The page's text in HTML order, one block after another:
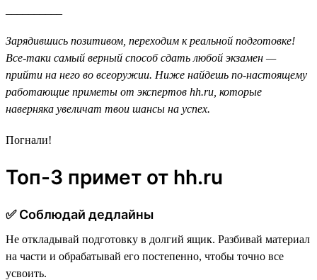
Зарядившись позитивом, переходим к реальной подготовке!
Все-таки самый верный способ сдать любой экзамен —
прийти на него во всеоружии. Ниже найдешь по-настоящему
работающие приметы от экспертов hh.ru, которые
наверняка увеличат твои шансы на успех.
Погнали!
Топ-3 примет от hh.ru
✅ Cоблюдай дедлайны
Не откладывай подготовку в долгий ящик. Разбивай материал
на части и обрабатывай его постепенно, чтобы точно все
усвоить.